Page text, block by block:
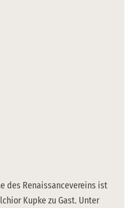
des Renaissancevereins ist
Kupke zu Gast. Unter